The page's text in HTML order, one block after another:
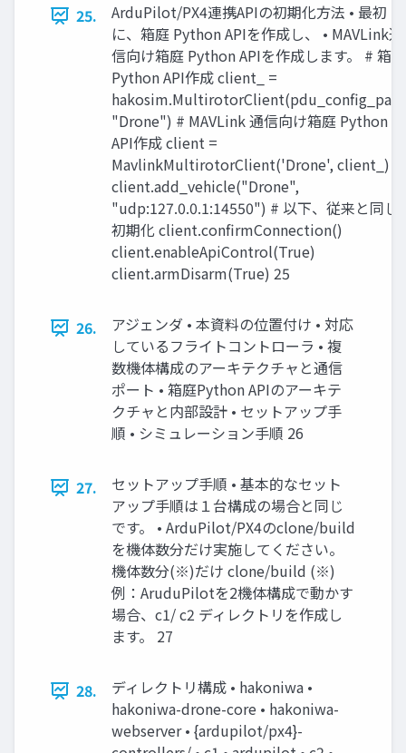
25.
ArduPilot/PX4連携APIの初期化方法 • 最初
に、箱庭 Python APIを作成し、 • MAVLink通
信向け箱庭 Python APIを作成します。 # 箱庭
Python API作成 client_ =
"Drone") # MAVLink 通信向け箱庭 Python
API作成 client =
MavlinkMultirotorClient('Drone', client_)
client.add_vehicle("Drone",
"udp:127.0.0.1:14550") # 以下、従来と同じ
初期化 client.confirmConnection()
client.enableApiControl(True)
client.armDisarm(True) 25
26.
アジェンダ • 本資料の位置付け • 対応
しているフライトコントローラ • 複
数機体構成のアーキテクチャと通信
ポート • 箱庭Python APIのアーキテ
クチャと内部設計 • セットアップ手
順 • シミュレーション手順 26
27.
セットアップ手順 • 基本的なセット
アップ手順は１台構成の場合と同じ
です。 • ArduPilot/PX4のclone/build
を機体数分だけ実施してください。
機体数分(※)だけ clone/build (※)
例：AruduPilotを2機体構成で動かす
場合、c1/ c2 ディレクトリを作成し
ます。 27
28.
ディレクトリ構成 • hakoniwa •
hakoniwa-drone-core • hakoniwa-
webserver • {ardupilot/px4}-